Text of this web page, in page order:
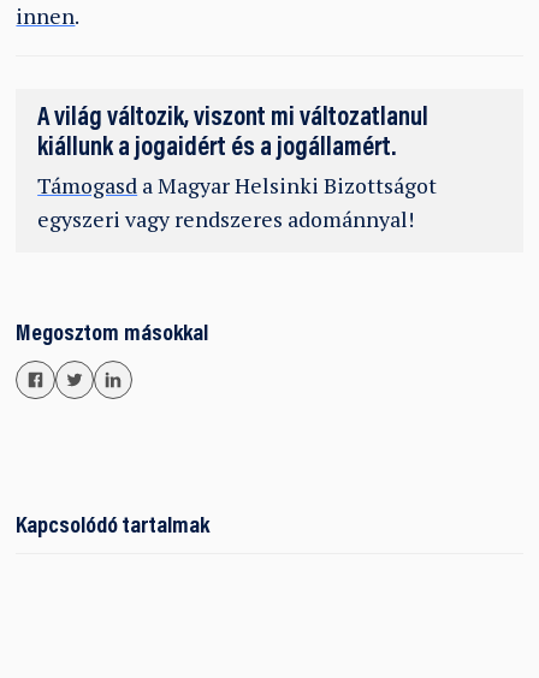
innen.
A világ változik, viszont mi változatlanul
kiállunk a jogaidért és a jogállamért.
Támogasd a Magyar Helsinki Bizottságot
egyszeri vagy rendszeres adománnyal!
Megosztom másokkal
Kapcsolódó tartalmak